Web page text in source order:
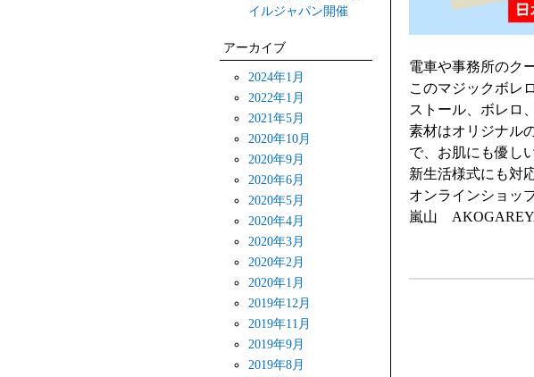
電車や事務所のク
このマジックボレ
ストール、ボレロ
素材はオリジナル
で、お肌にも優し
新生活様式にも対
オンラインショッ
嵐山
イルジャパン開催
アーカイブ
2024年1月
2022年1月
2021年5月
2020年10月
2020年9月
2020年6月
2020年5月
2020年4月
2020年3月
2020年2月
2020年1月
2019年12月
2019年11月
2019年9月
2019年8月